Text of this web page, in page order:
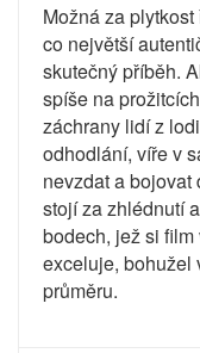
Možná za
co největší
skutečný příběh.
spíše na
záchrany lidí z
odhodlání, víře v
nevzdat a
stojí za zhlédnutí
bodech, jež si
exceluje, bohužel
průměru.